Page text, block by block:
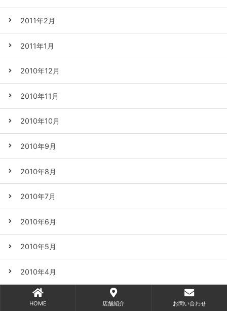
2011年2月
2011年1月
2010年12月
2010年11月
2010年10月
2010年9月
2010年8月
2010年7月
2010年6月
2010年5月
2010年4月
2010年3月
HOME 店舗紹介 お問い合わせ